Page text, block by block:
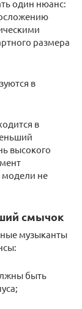
один нюанс:
размера
в
в
высокого
модели не
смычок
музыканты
быть